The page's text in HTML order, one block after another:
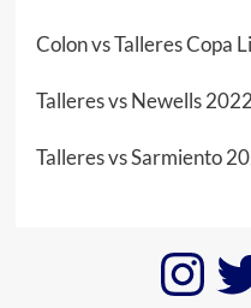
Colon vs Talleres Copa
Talleres vs Newells 2022
Talleres vs Sarmiento